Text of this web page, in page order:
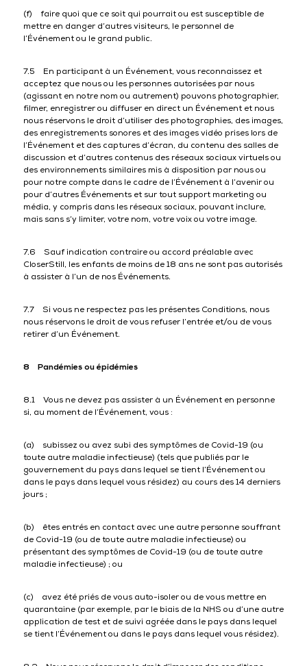
(f) faire quoi que ce soit qui pourrait ou est susceptible de
mettre en danger d’autres visiteurs, le personnel de
l’Événement ou le grand public.
7.5 En participant à un Événement, vous reconnaissez et
acceptez que nous ou les personnes autorisées par nous
(agissant en notre nom ou autrement) pouvons photographier,
filmer, enregistrer ou diffuser en direct un Événement et nous
nous réservons le droit d’utiliser des photographies, des images,
des enregistrements sonores et des images vidéo prises lors de
l’Événement et des captures d’écran, du contenu des salles de
discussion et d’autres contenus des réseaux sociaux virtuels ou
des environnements similaires mis à disposition par nous ou
pour notre compte dans le cadre de l’Événement à l’avenir ou
pour d’autres Événements et sur tout support marketing ou
média, y compris dans les réseaux sociaux, pouvant inclure,
mais sans s’y limiter, votre nom, votre voix ou votre image.
7.6 Sauf indication contraire ou accord préalable avec
CloserStill, les enfants de moins de 18 ans ne sont pas autorisés
à assister à l’un de nos Événements.
7.7 Si vous ne respectez pas les présentes Conditions, nous
nous réservons le droit de vous refuser l’entrée et/ou de vous
retirer d’un Événement.
8 Pandémies ou épidémies
8.1 Vous ne devez pas assister à un Événement en personne
si, au moment de l’Événement, vous :
(a) subissez ou avez subi des symptômes de Covid-19 (ou
toute autre maladie infectieuse) (tels que publiés par le
gouvernement du pays dans lequel se tient l’Événement ou
dans le pays dans lequel vous résidez) au cours des 14 derniers
jours ;
(b) êtes entrés en contact avec une autre personne souffrant
de Covid-19 (ou de toute autre maladie infectieuse) ou
présentant des symptômes de Covid-19 (ou de toute autre
maladie infectieuse) ; ou
(c) avez été priés de vous auto-isoler ou de vous mettre en
quarantaine (par exemple, par le biais de la NHS ou d’une autre
application de test et de suivi agréée dans le pays dans lequel
se tient l’Événement ou dans le pays dans lequel vous résidez).